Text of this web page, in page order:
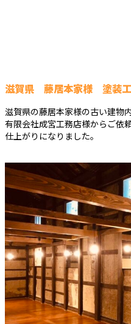
滋賀県 藤居本家様 塗装
滋賀県の藤居本家様の古い建物
有限会社成宮工務店様からご依
仕上がりになりました。